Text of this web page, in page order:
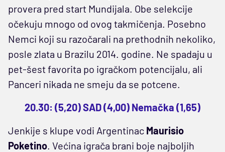
provera pred start Mundijala. Obe selekcije
očekuju mnogo od ovog takmičenja. Posebno
Nemci koji su razočarali na prethodnih nekoliko,
posle zlata u Brazilu 2014. godine. Ne spadaju u
pet-šest favorita po igračkom potencijalu, ali
Panceri nikada ne smeju da se potcene.
20.30: (5,20) SAD (4,00) Nemačka (1,65)
Jenkije s klupe vodi Argentinac Maurisio
Poketino. Većina igrača brani boje najboljih